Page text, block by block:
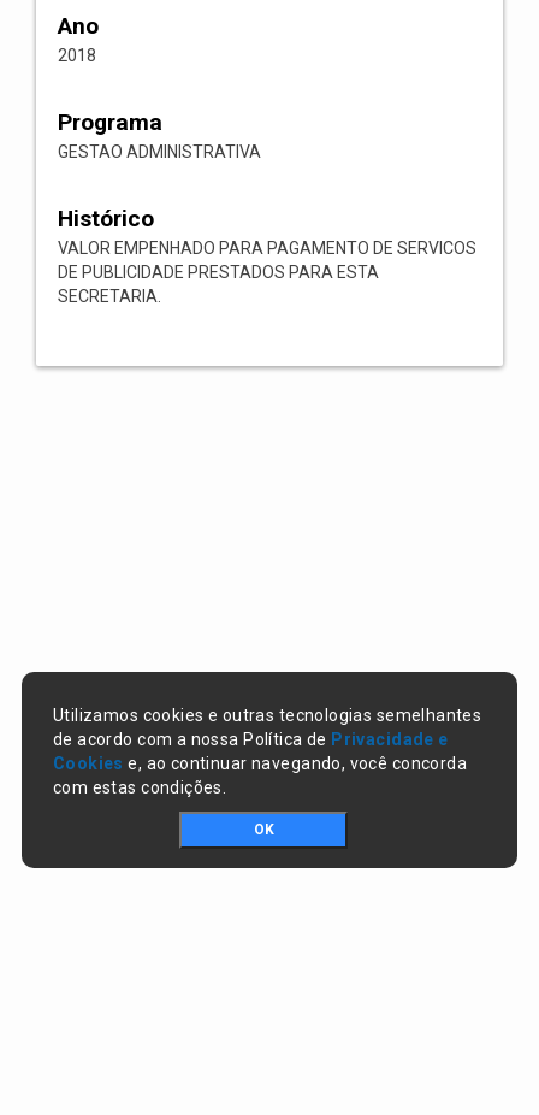
Ano
2018
Programa
GESTAO ADMINISTRATIVA
Histórico
VALOR EMPENHADO PARA PAGAMENTO DE SERVICOS
DE PUBLICIDADE PRESTADOS PARA ESTA
SECRETARIA.
Utilizamos cookies e outras tecnologias semelhantes
de acordo com a nossa Política de Privacidade e
Cookies e, ao continuar navegando, você concorda
com estas condições.
OK